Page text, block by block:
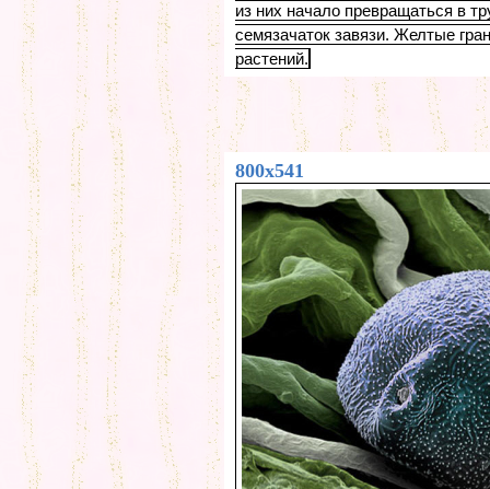
из них начало превращаться в
семязачаток завязи. Желтые
растений.
800x541